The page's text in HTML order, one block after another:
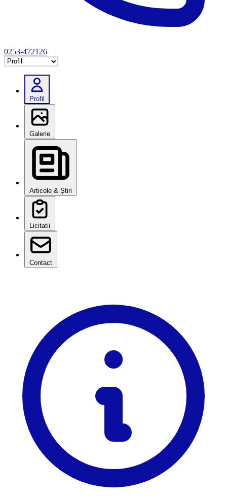
0253-472126
Selectează tab
Profil
Galerie
Articole & Știri
Licitatii
Contact